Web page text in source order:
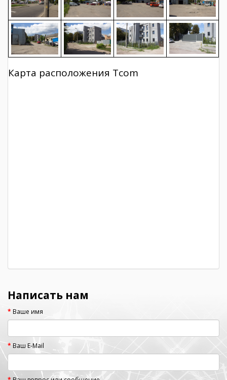
Карта расположения Tcom
Написать нам
Ваше имя
Ваш E-Mail